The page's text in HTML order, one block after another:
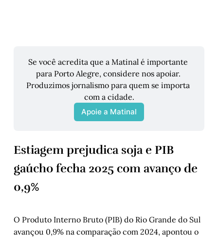
Se você acredita que a Matinal é importante
para Porto Alegre, considere nos apoiar.
Produzimos jornalismo para quem se importa
com a cidade.
Apoie a Matinal
Estiagem prejudica soja e PIB
gaúcho fecha 2025 com avanço de
0,9%
O Produto Interno Bruto (PIB) do Rio Grande do Sul
avançou 0,9% na comparação com 2024, apontou o